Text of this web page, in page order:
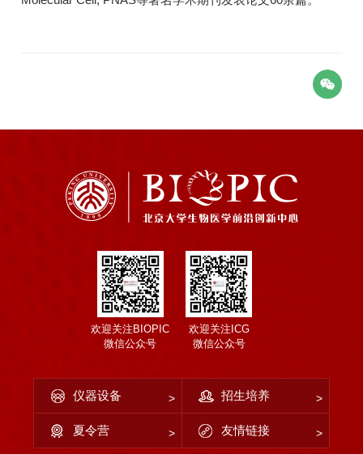
欢迎关注BIOPIC
微信公众号
欢迎关注ICG
微信公众号
仪器设备 招生培养
夏令营 友情链接